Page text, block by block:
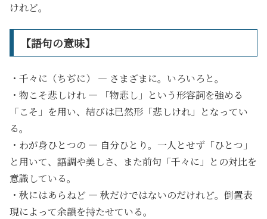
けれど。
【語句の意味】
・千々に（ちぢに） ― さまざまに。いろいろと。
・物こそ悲しけれ ― 「物悲し」という形容詞を強める
「こそ」を用い、結びは已然形「悲しけれ」となってい
る。
・わが身ひとつの ― 自分ひとり。一人とせず「ひとつ」
と用いて、語調や美しさ、また前句「千々に」との対比を
意識している。
・秋にはあらねど ― 秋だけではないのだけれど。倒置表
現によって余韻を持たせている。